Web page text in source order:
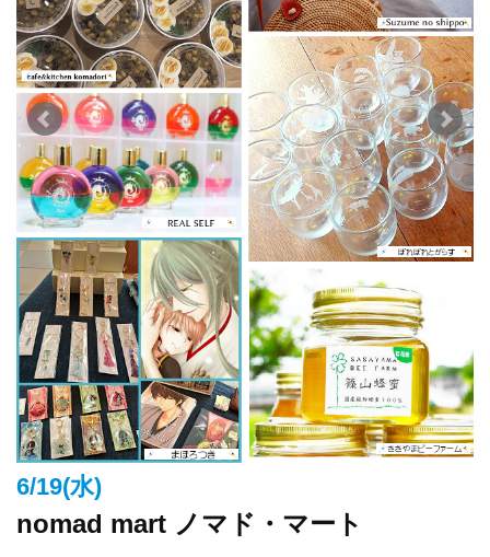
6/19(水)
nomad mart ノマド・マート